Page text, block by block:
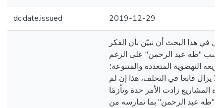
dc.date.issued 2019-12-29
في هذا البحث أن نبيّن بأن الفكر
حسب "طه عبد الرحمن" على الرغم
النهضوية المتعددة والمتنوعة؛
لا يزال قابعا في التخلف، هذا إن لم
المشاريع زادت الأمر حدة وتأزمًا
عبد الرحمن" بما تمارسه من